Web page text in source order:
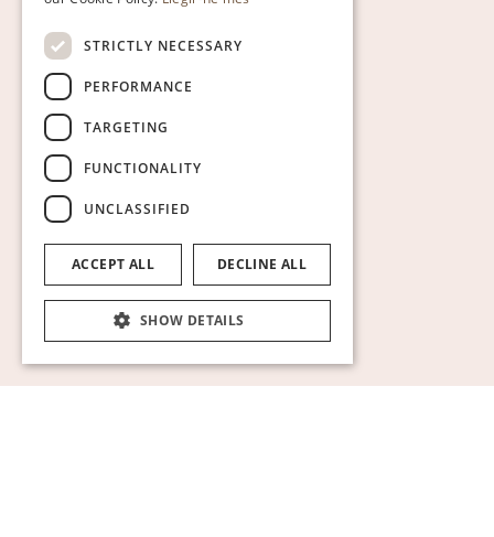
STRICTLY NECESSARY
PERFORMANCE
TARGETING
FUNCTIONALITY
UNCLASSIFIED
ACCEPT ALL DECLINE ALL
SHOW DETAILS